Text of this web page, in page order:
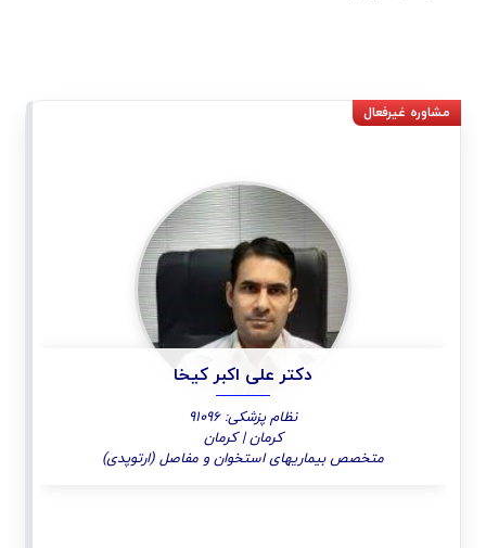
دکتر علی اکبر کیخا
نظام پزشکی: 91096
کرمان | کرمان
متخصص بیماریهای استخوان و مفاصل (ارتوپدی)